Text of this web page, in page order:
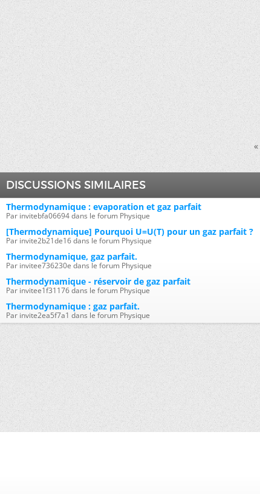
«
DISCUSSIONS SIMILAIRES
Thermodynamique : evaporation et gaz parfait
Par invitebfa06694 dans le forum Physique
[Thermodynamique] Pourquoi U=U(T) pour un gaz parfait ?
Par invite2b21de16 dans le forum Physique
Thermodynamique, gaz parfait.
Par invitee736230e dans le forum Physique
Thermodynamique - réservoir de gaz parfait
Par invitee1f31176 dans le forum Physique
Thermodynamique : gaz parfait.
Par invite2ea5f7a1 dans le forum Physique